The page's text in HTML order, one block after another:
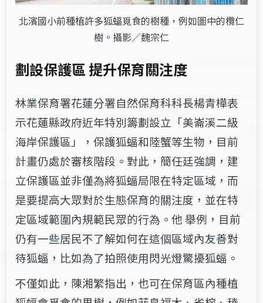
北濱國小前種植許多狐蝠覓食的樹種，例如圖中的欖仁
樹。攝影／魏宗仁
劃設保護區 提升保育關注度
林業保育署花蓮分署自然保育科科長楊青樺表
示花蓮縣政府近年特別籌劃設立「美崙溪二級
海岸保護區」，保護狐蝠和陸蟹等生物，目前
計畫仍處於審核階段。對此，簡任廷強調，建
立保護區並非僅為將狐蝠局限在特定區域，而
是要提高大眾對於生態保育的關注度，並在特
定區域範圍內規範民眾的行為。他 舉例，目前
仍有一些居民不了解如何在這個區域內友善對
待狐蝠，比如為了拍照使用閃光燈驚擾狐蝠。
不僅如此，陳湘繁指出，也可在保育區內種植